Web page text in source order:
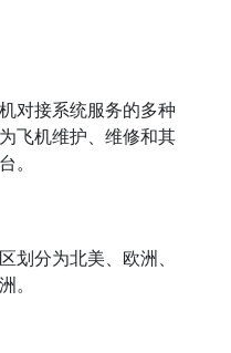
对接系统服务的多种
飞机维护、维修和其
。
划分为北美、欧洲、
。